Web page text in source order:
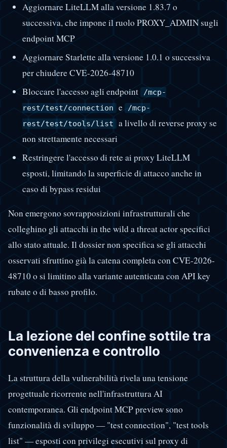
Aggiornare LiteLLM alla versione 1.83.7 o
successiva, che impone il ruolo PROXY_ADMIN sugli
endpoint MCP
Aggiornare Starlette alla versione 1.0.1 o successiva
per chiudere CVE-2026-48710
Bloccare l'accesso agli endpoint
/mcp-
rest/test/connection e /mcp-
rest/test/tools/list a livello di reverse proxy se
non strettamente necessari
Restringere l'accesso di rete ai proxy LiteLLM
esposti, limitando la superficie di attacco anche in
caso di bypass residui
Non emergono sovrapposizioni infrastrutturali che
colleghino gli attacchi in the wild a threat actor specifici
allo stato attuale. Il dossier non specifica se gli attacchi
osservati sfruttino già la catena completa con CVE-2026-
48710 o si limitino alla variante autenticata con API key
rubate o di basso profilo.
La lezione del confine sottile tra
convenienza e controllo
La struttura della vulnerabilità rivela una tensione
progettuale ricorrente nell'infrastruttura AI
contemporanea. Gli endpoint MCP preview sono
funzionalità di sviluppo — "test connection", "test tools
list" — esposti con privilegi esecutivi sul proxy di